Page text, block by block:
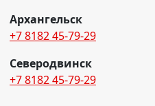
Архангельск
+7 8182 45-79-29
Северодвинск
+7 8182 45-79-29